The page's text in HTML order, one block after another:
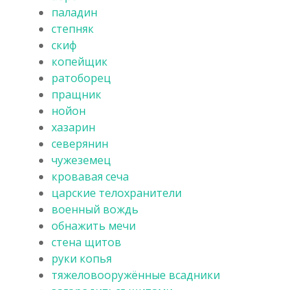
паладин
степняк
скиф
копейщик
ратоборец
пращник
нойон
хазарин
северянин
чужеземец
кровавая сеча
царские телохранители
военный вождь
обнажить мечи
стена щитов
руки копья
тяжеловооружённые всадники